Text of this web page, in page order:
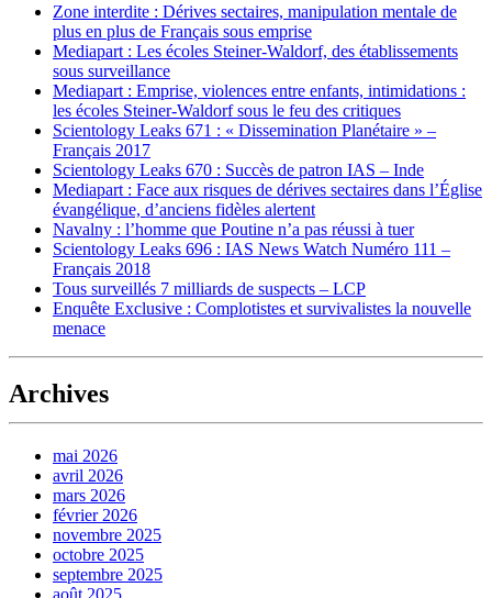
Zone interdite : Dérives sectaires, manipulation mentale de
plus en plus de Français sous emprise
Mediapart : Les écoles Steiner-Waldorf, des établissements
sous surveillance
Mediapart : Emprise, violences entre enfants, intimidations :
les écoles Steiner-Waldorf sous le feu des critiques
Scientology Leaks 671 : « Dissemination Planétaire » –
Français 2017
Scientology Leaks 670 : Succès de patron IAS – Inde
Mediapart : Face aux risques de dérives sectaires dans l’Église
évangélique, d’anciens fidèles alertent
Navalny : l’homme que Poutine n’a pas réussi à tuer
Scientology Leaks 696 : IAS News Watch Numéro 111 –
Français 2018
Tous surveillés 7 milliards de suspects – LCP
Enquête Exclusive : Complotistes et survivalistes la nouvelle
menace
Archives
mai 2026
avril 2026
mars 2026
février 2026
novembre 2025
octobre 2025
septembre 2025